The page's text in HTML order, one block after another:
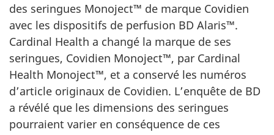
des seringues Monoject™ de marque Covidien
avec les dispositifs de perfusion BD Alaris™.
Cardinal Health a changé la marque de ses
seringues, Covidien Monoject™, par Cardinal
Health Monoject™, et a conservé les numéros
d’article originaux de Covidien. L’enquête de BD
a révélé que les dimensions des seringues
pourraient varier en conséquence de ces